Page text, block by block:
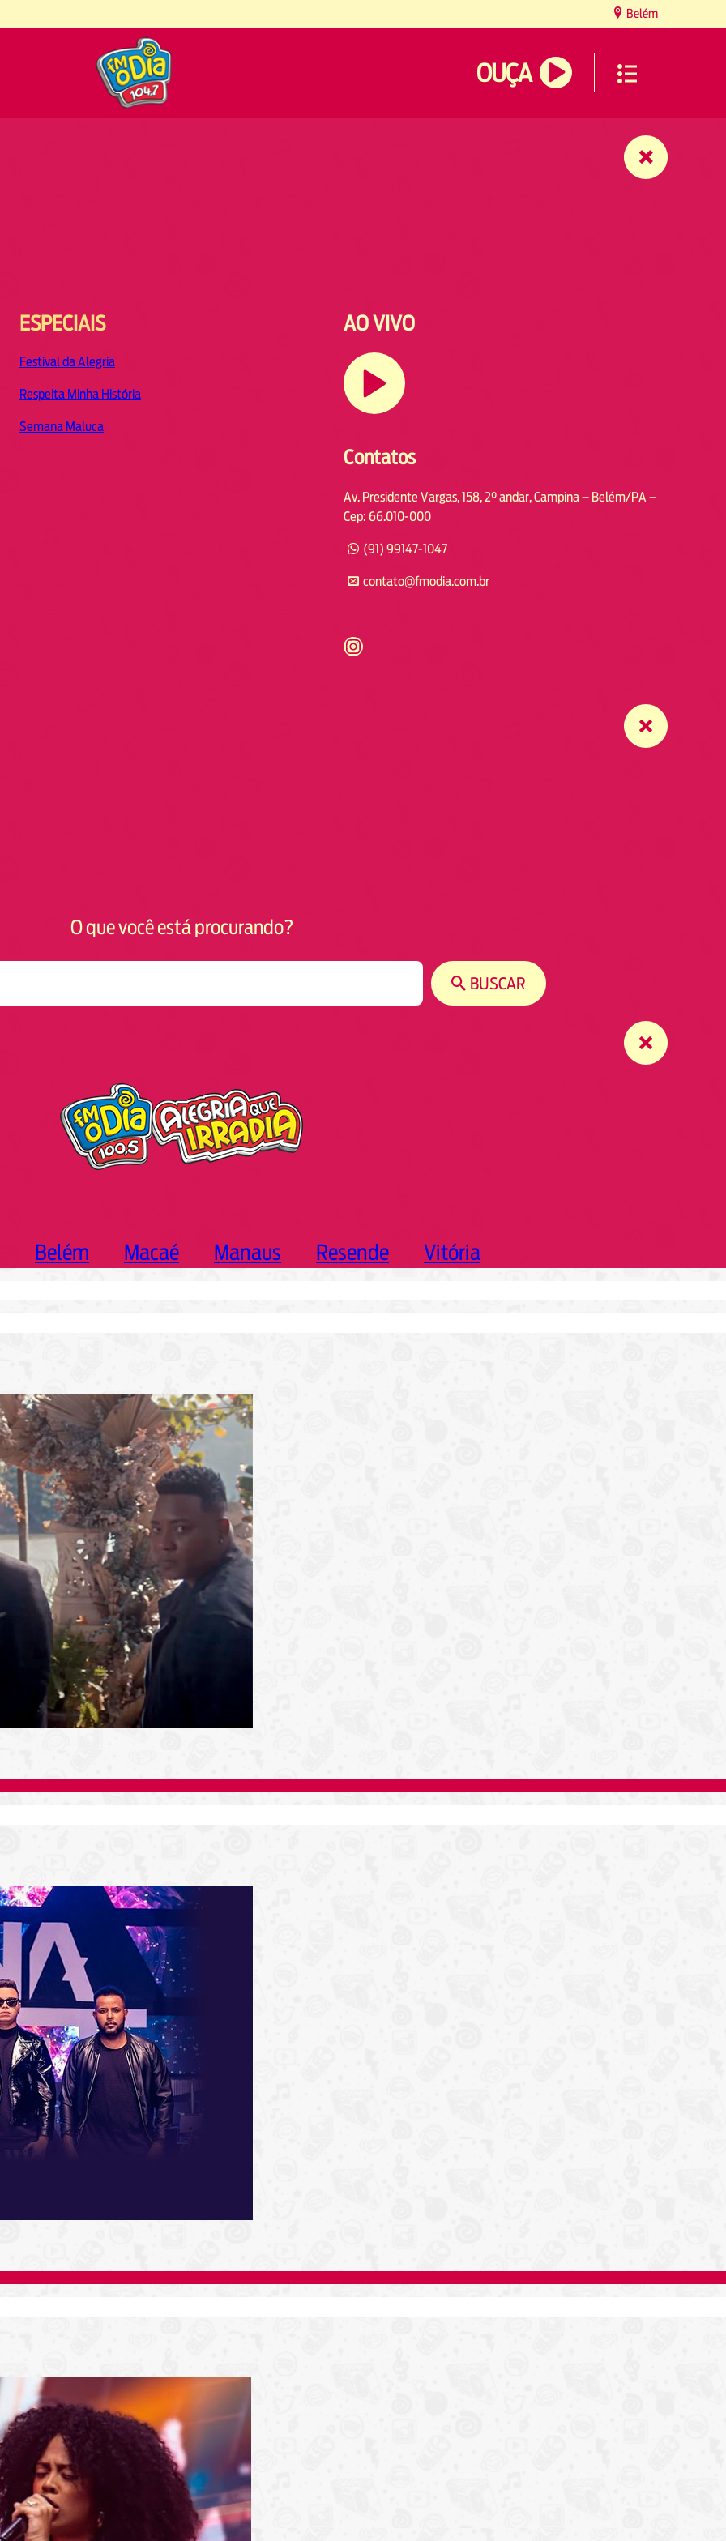
Belém
OUÇA
ESPECIAIS
Festival da Alegria
Respeita Minha História
Semana Maluca
AO VIVO
Contatos
Av. Presidente Vargas, 158, 2° andar, Campina – Belém/PA –
Cep: 66.010-000
(91) 99147-1047
contato@fmodia.com.br
https://www.instagram.com/fmodia.cabofrio/
O que você está procurando?
BUSCAR
Belém Macaé Manaus Resende Vitória